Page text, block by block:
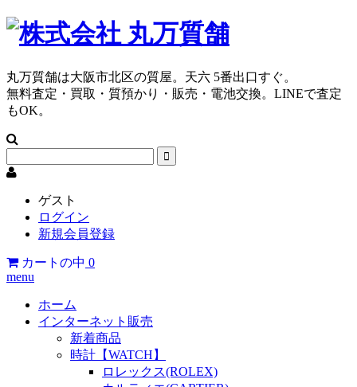
丸万質舗は大阪市北区の質屋。天六 5番出口すぐ。
無料査定・買取・質預かり・販売・電池交換。LINEで査定
もOK。
ゲスト
ログイン
新規会員登録
カートの中 0
menu
ホーム
インターネット販売
新着商品
時計【WATCH】
ロレックス(ROLEX)